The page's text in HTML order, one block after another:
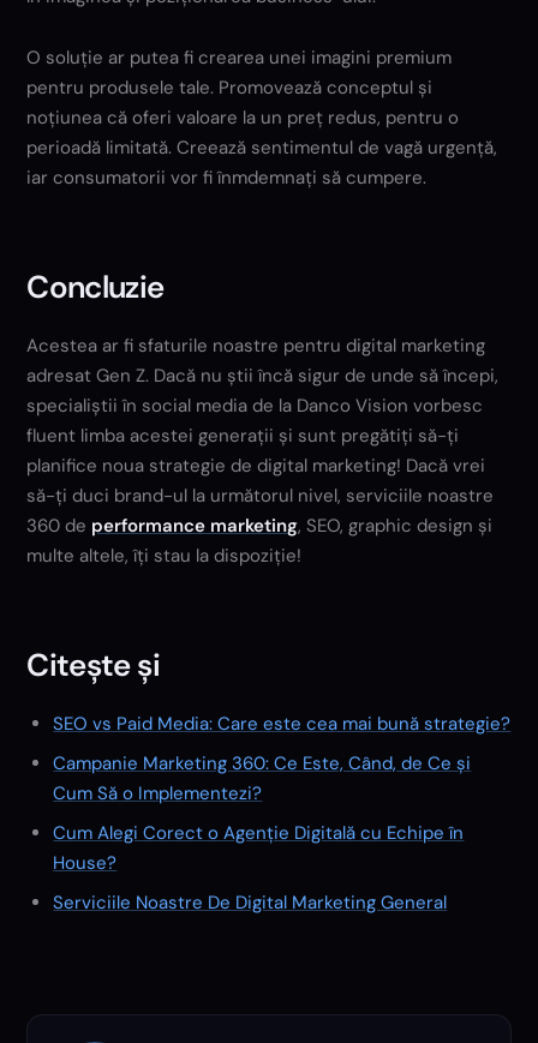
O soluție ar putea fi crearea unei imagini premium
pentru produsele tale. Promovează conceptul și
noțiunea că oferi valoare la un preț redus, pentru o
perioadă limitată. Creează sentimentul de vagă urgență,
iar consumatorii vor fi înmdemnați să cumpere.
Concluzie
Acestea ar fi sfaturile noastre pentru digital marketing
adresat Gen Z. Dacă nu știi încă sigur de unde să începi,
specialiștii în social media de la Danco Vision vorbesc
fluent limba acestei generații și sunt pregătiți să-ți
planifice noua strategie de digital marketing! Dacă vrei
să-ți duci brand-ul la următorul nivel, serviciile noastre
360 de performance marketing, SEO, graphic design și
multe altele, îți stau la dispoziție!
Citește și
SEO vs Paid Media: Care este cea mai bună strategie?
Campanie Marketing 360: Ce Este, Când, de Ce și
Cum Să o Implementezi?
Cum Alegi Corect o Agenție Digitală cu Echipe în
House?
Serviciile Noastre De Digital Marketing General